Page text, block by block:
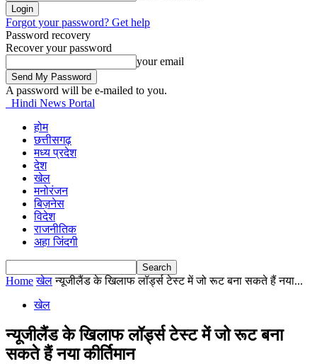
Forgot your password? Get help
Password recovery
Recover your password
your email
A password will be e-mailed to you.
Hindi News Portal
होम
छत्तीसगढ़
मध्य प्रदेश
देश
खेल
मनोरंजन
बिज़नेस
विदेश
राजनीतिक
अहा जिंदगी
Home खेल न्यूजीलैंड के खिलाफ लॉर्ड्स टेस्ट में जो रूट बना सकते हैं नया...
खेल
न्यूजीलैंड के खिलाफ लॉर्ड्स टेस्ट में जो रूट बना
सकते हैं नया कीर्तिमान